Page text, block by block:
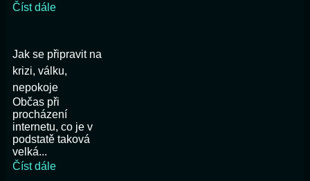
Číst dále
Jak se připravit na
krizi, válku,
nepokoje
Občas při
procházení
internetu, co je v
podstatě taková
velká...
Číst dále